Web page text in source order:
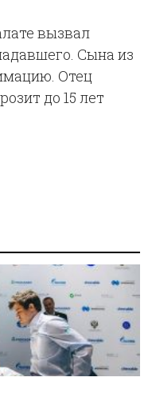
вызвал
Сына из
Отец
до 15 лет